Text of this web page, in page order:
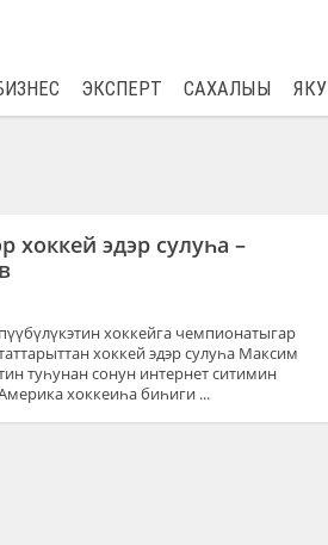
ЭКСПЕРТ САХАЛЫЫ
хоккей эдэр сулуһа –
хоккейга чемпионатыгар
хоккей эдэр сулуһа Максим
туһунан сонун интернет ситимин
хоккеиһа биһиги ...